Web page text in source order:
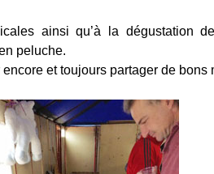
ainsi qu’à la dégustation
peluche.
et toujours partager de